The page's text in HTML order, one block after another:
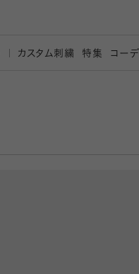
カスタム刺繍 特集 コーデ